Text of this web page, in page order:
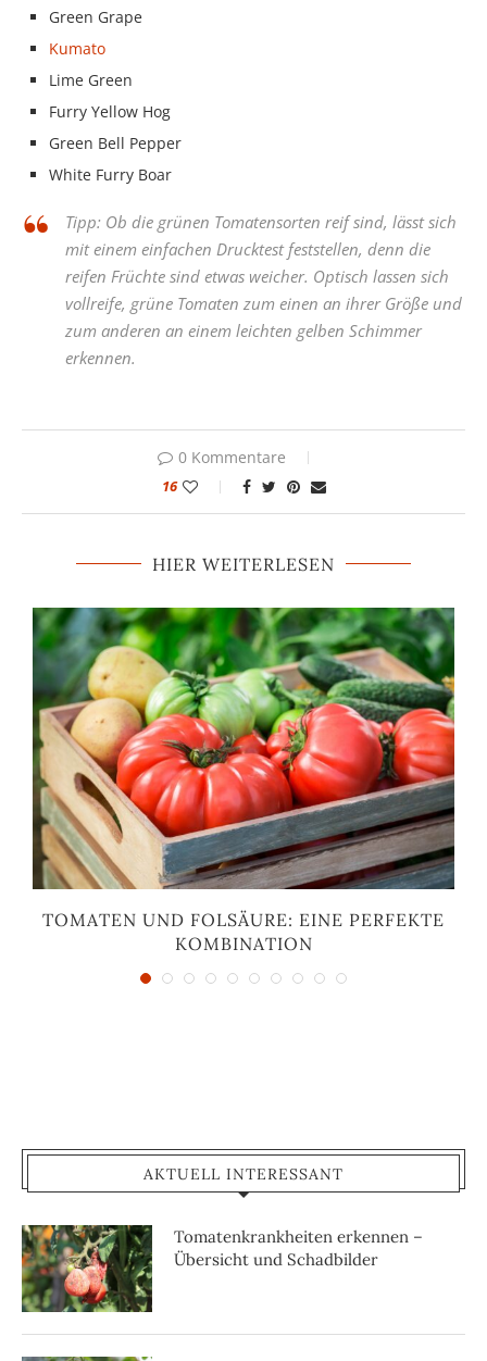
Green Grape
Kumato
Lime Green
Furry Yellow Hog
Green Bell Pepper
White Furry Boar
Tipp: Ob die grünen Tomatensorten reif sind, lässt sich
mit einem einfachen Drucktest feststellen, denn die
reifen Früchte sind etwas weicher. Optisch lassen sich
vollreife, grüne Tomaten zum einen an ihrer Größe und
zum anderen an einem leichten gelben Schimmer
erkennen.
0 Kommentare
16
HIER WEITERLESEN
TOMATEN UND FOLSÄURE: EINE PERFEKTE
KOMBINATION
AKTUELL INTERESSANT
Tomatenkrankheiten erkennen –
Übersicht und Schadbilder